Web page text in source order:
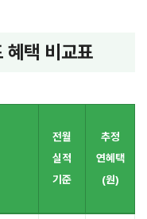
혜택 비교표
전월
실적
기준
추정
연혜택
(원)